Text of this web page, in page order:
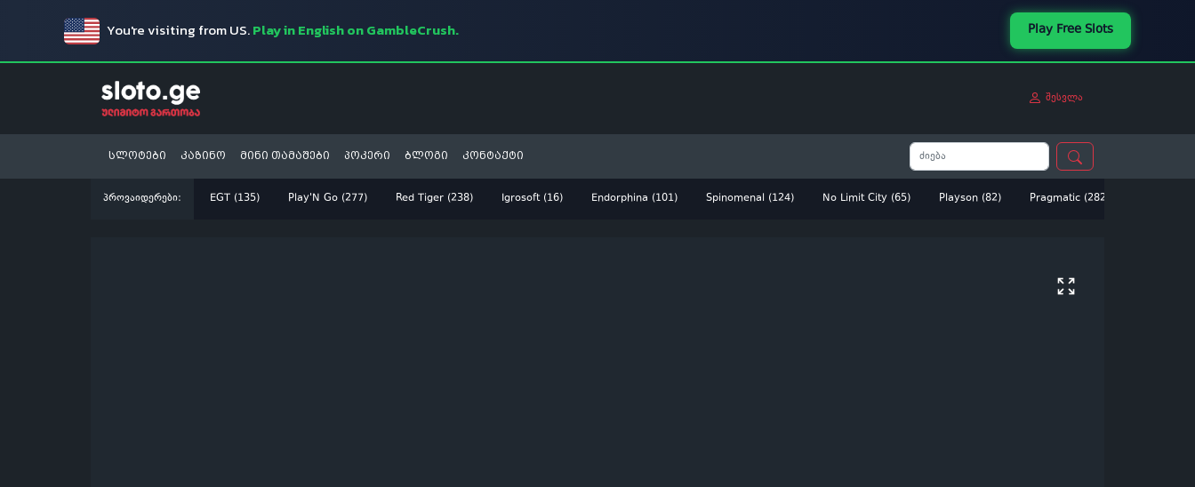
You're visiting from US.Play in English on GambleCrush. Play Free Slots
შესვლა
სლოტები კაზინო მინი თამაშები პოკერი ბლოგი კონტაქტი
პროვაიდერები: EGT (135) Play'N Go (277) Red Tiger (238) Igrosoft (16) Endorphina (101) Spinomenal (124) No Limit City (65) Playson (82) Pragmatic (282)